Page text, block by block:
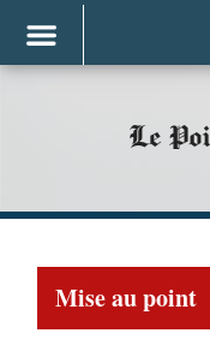
Le
Mise au point